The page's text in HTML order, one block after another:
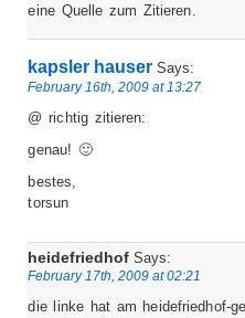
eine Quelle zum Zitieren.
kapsler hauser Says:
February 16th, 2009 at 13:27
@ richtig zitieren:
genau! 🙂
bestes,
torsun
heidefriedhof Says:
February 17th, 2009 at 02:21
die linke hat am heidefriedhof-